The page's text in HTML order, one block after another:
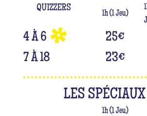
QUIZZERS
1h (1 Jeu)
4 À 6 25€
7 À 18
23€
LES SPÉCIAUX
1h (1 Jeu)